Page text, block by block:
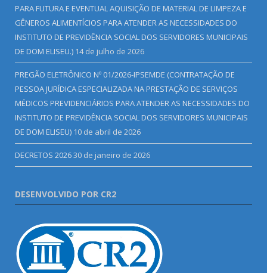
PARA FUTURA E EVENTUAL AQUISIÇÃO DE MATERIAL DE LIMPEZA E
GÊNEROS ALIMENTÍCIOS PARA ATENDER AS NECESSIDADES DO
INSTITUTO DE PREVIDÊNCIA SOCIAL DOS SERVIDORES MUNICIPAIS
DE DOM ELISEU.) 14 de julho de 2026
PREGÃO ELETRÔNICO Nº 01/2026-IPSEMDE (CONTRATAÇÃO DE
PESSOA JURÍDICA ESPECIALIZADA NA PRESTAÇÃO DE SERVIÇOS
MÉDICOS PREVIDENCIÁRIOS PARA ATENDER AS NECESSIDADES DO
INSTITUTO DE PREVIDÊNCIA SOCIAL DOS SERVIDORES MUNICIPAIS
DE DOM ELISEU) 10 de abril de 2026
DECRETOS 202630 de janeiro de 2026
DESENVOLVIDO POR CR2